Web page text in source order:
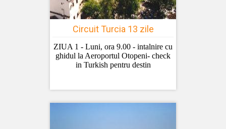
Circuit Turcia 13 zile
ZIUA 1 - Luni, ora 9.00 - intalnire cu
ghidul la Aeroportul Otopeni- check
in Turkish pentru destin